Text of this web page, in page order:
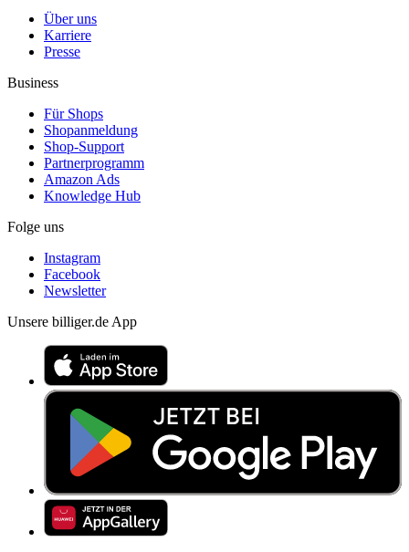
Über uns
Karriere
Presse
Business
Für Shops
Shopanmeldung
Shop-Support
Partnerprogramm
Amazon Ads
Knowledge Hub
Folge uns
Instagram
Facebook
Newsletter
Unsere billiger.de App